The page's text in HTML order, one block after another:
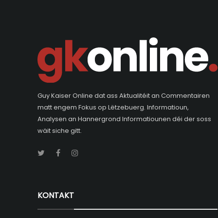
Guy Kaiser Online dat ass Aktualitéit an Commentairen
matt engem Fokus op Lëtzebuerg. Informatioun,
Analysen an Hannergrond Informatiounen déi der soss
wäit siche gitt.
KONTAKT